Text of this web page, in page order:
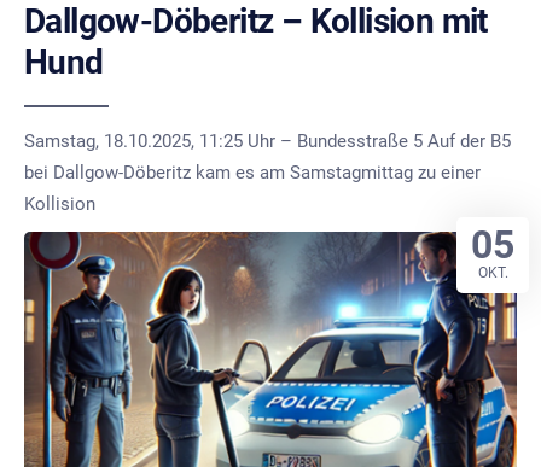
Dallgow-Döberitz – Kollision mit
Hund
Samstag, 18.10.2025, 11:25 Uhr – Bundesstraße 5 Auf der B5
bei Dallgow-Döberitz kam es am Samstagmittag zu einer
Kollision
05
OKT.